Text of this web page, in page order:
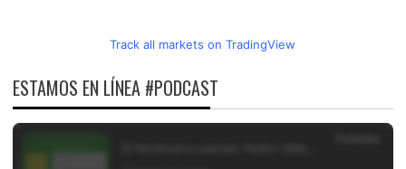
Track all markets on TradingView
ESTAMOS EN LÍNEA #PODCAST